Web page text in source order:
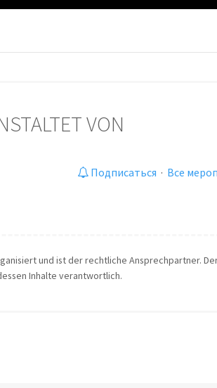
VON
Подписаться · Все
und ist der rechtliche Ansprechpartner.
Inhalte verantwortlich.